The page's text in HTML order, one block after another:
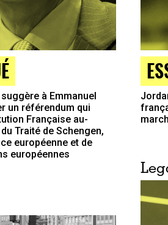
à Emmanuel
un référendum qui
Française au-
Traité de Schengen,
européenne et de
européennes